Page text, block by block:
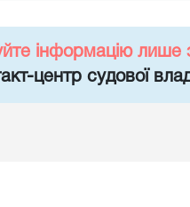
інформацію лише
центр судової